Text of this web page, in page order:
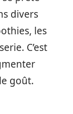
divers
les
C’est
goût.